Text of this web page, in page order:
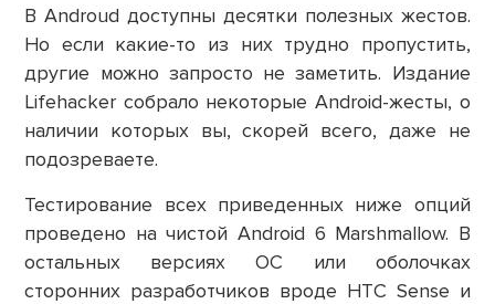
В Androud доступны десятки полезных жестов.
Но если какие-то из них трудно пропустить,
другие можно запросто не заметить. Издание
Lifehacker собрало некоторые Android-жесты, о
наличии которых вы, скорей всего, даже не
подозреваете.
Тестирование всех приведенных ниже опций
проведено на чистой Android 6 Marshmallow. В
остальных версиях ОС или оболочках
сторонних разработчиков вроде HTC Sense и